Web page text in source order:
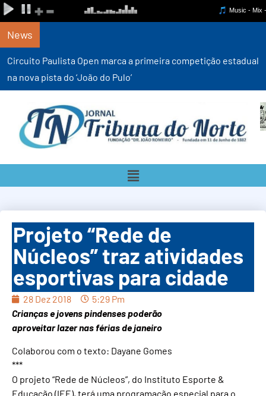
News
Circuito Paulista Open marca a primeira competição estadual
na nova pista do ‘João do Pulo’
Projeto “Rede de
Núcleos” traz atividades
esportivas para cidade
28 Dez 2018
5:29 Pm
Crianças e jovens pindenses poderão
aproveitar lazer nas férias de janeiro
Colaborou com o texto: Dayane Gomes
***
O projeto “Rede de Núcleos”, do Instituto Esporte &
Educação (IEE), terá uma programação especial para o